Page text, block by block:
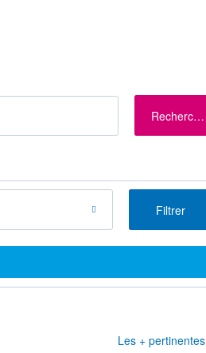
Rechercher
Filtrer
Les + pertinentes